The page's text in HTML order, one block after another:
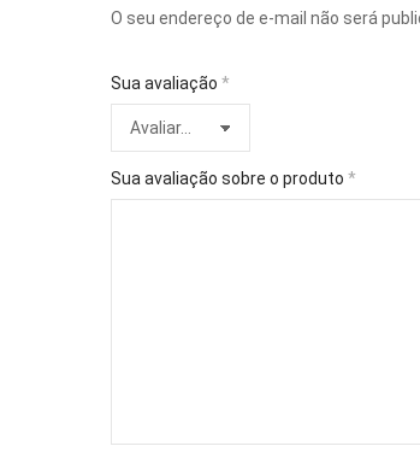
O seu endereço de e-mail não será
Sua avaliação *
Sua avaliação sobre o produto *